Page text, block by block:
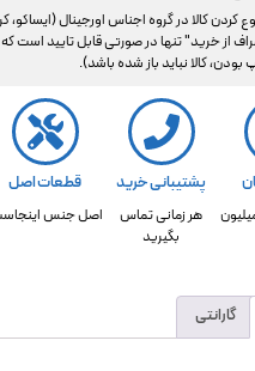
از خرید" تنها در صورتی قابل تایید است که
کالا نباید باز شده باشد).
پشتیبانی خرید
هر زمانی تماس
بگیرید
قطعات اصل
اصل جنس
گارانتی